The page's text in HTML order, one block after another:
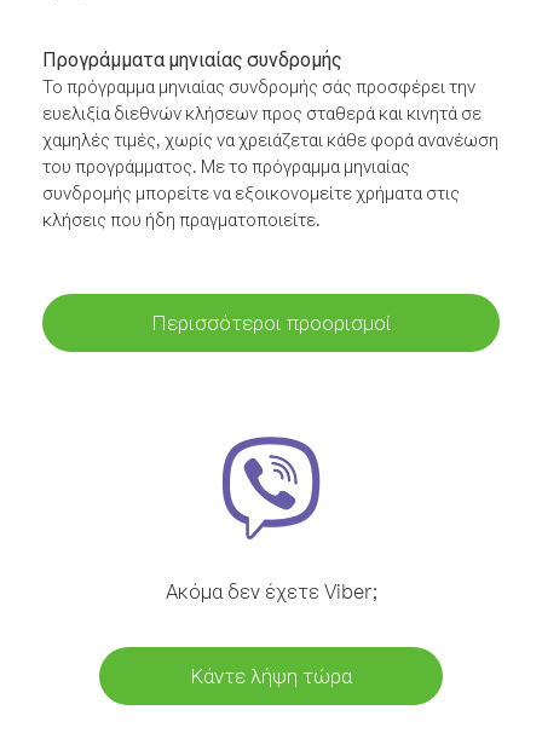
Προγράμματα μηνιαίας συνδρομής
Το πρόγραμμα μηνιαίας συνδρομής σάς προσφέρει την
ευελιξία διεθνών κλήσεων προς σταθερά και κινητά σε
χαμηλές τιμές, χωρίς να χρειάζεται κάθε φορά ανανέωση
του προγράμματος. Με το πρόγραμμα μηνιαίας
συνδρομής μπορείτε να εξοικονομείτε χρήματα στις
κλήσεις που ήδη πραγματοποιείτε.
Περισσότεροι προορισμοί
Ακόμα δεν έχετε Viber;
Κάντε λήψη τώρα